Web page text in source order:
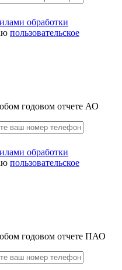
обработки
пользовательское
годовом отчете АО
обработки
пользовательское
годовом отчете ПАО